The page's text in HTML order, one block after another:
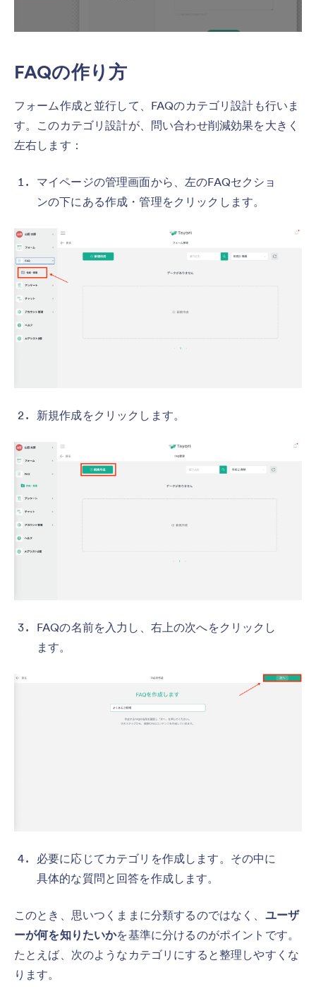
FAQの作り方
フォーム作成と並行して、FAQのカテゴリ設計も行いま
す。このカテゴリ設計が、問い合わせ削減効果を大きく
左右します：
マイページの管理画面から、左のFAQセクショ
ンの下にある作成・管理をクリックします。
新規作成をクリックします。
FAQの名前を入力し、右上の次へをクリックし
ます。
必要に応じてカテゴリを作成します。その中に
具体的な質問と回答を作成します。
このとき、思いつくままに分類するのではなく、 ユーザ
ーが何を知りたいかを基準に分けるのがポイントです。
たとえば、次のようなカテゴリにすると整理しやすくな
ります。